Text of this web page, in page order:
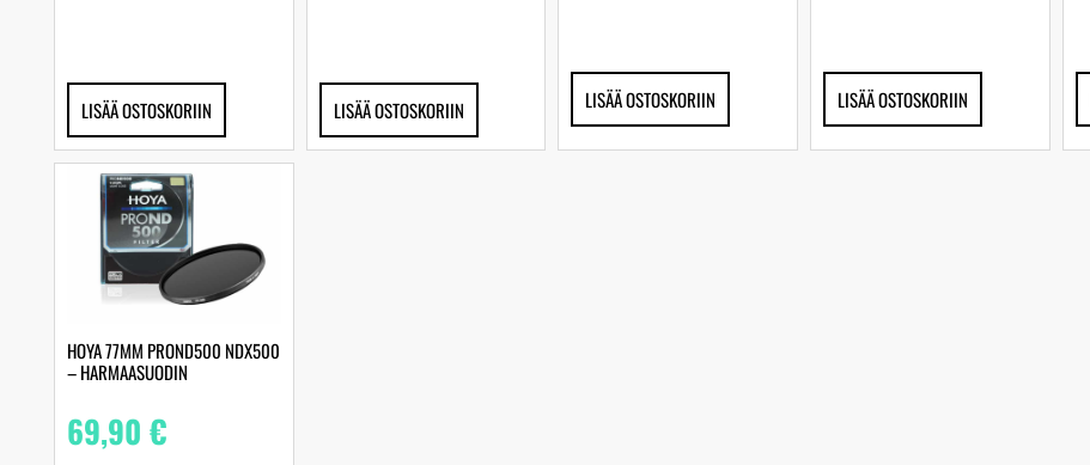
LISÄÄ OSTOSKORIIN LISÄÄ OSTOSKORIIN LISÄÄ OSTOSKORIIN LISÄÄ OSTOSKORIIN
HOYA 77MM PROND500 NDX500
– HARMAASUODIN
69,90 €